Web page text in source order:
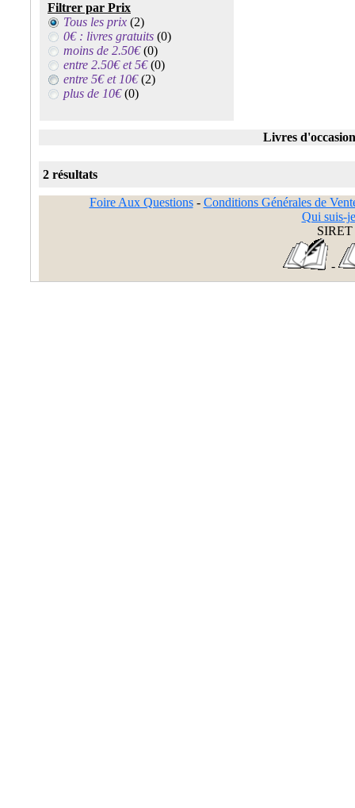
Filtrer par Prix
Tous les prix (2)
0€ : livres gratuits (0)
moins de 2.50€(0)
entre 2.50€ et 5€(0)
entre 5€ et 10€(2)
plus de 10€(0)
Livres
2 résultats
Foire Aux Questions- Conditions Générales de
Qui suis-
SIRET
-